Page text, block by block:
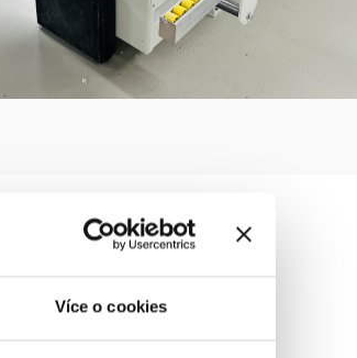
Více o cookies